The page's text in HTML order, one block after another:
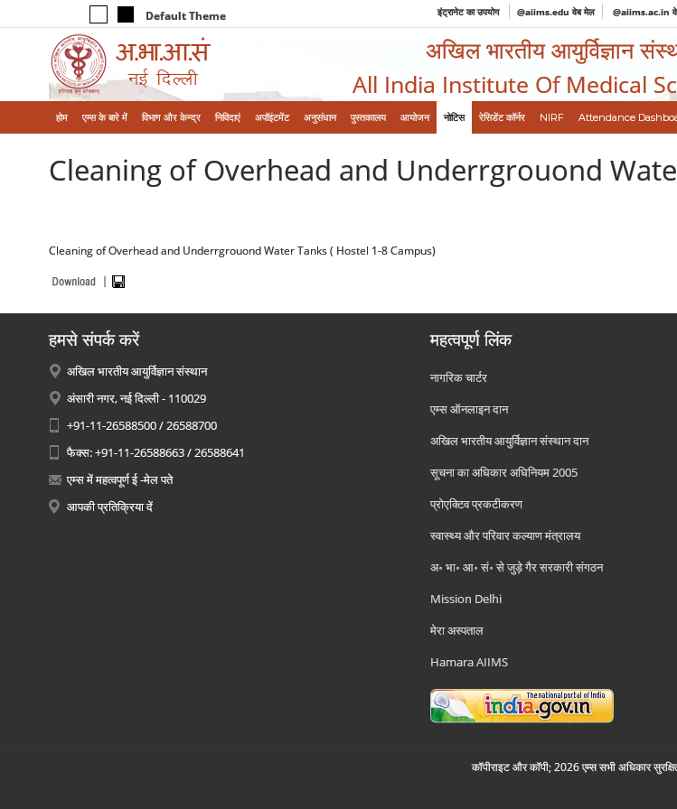
Default Theme इंट्रानेट का उपयोग @aiims.edu वेब मेल @aiims.ac.in
अखिल भारतीय आयुर्विज्ञान
All India Institute Of Medical
होम एम्‍स के बारे में विभाग और केन्‍द्र निविदाएं अपॉइंटमेंट अनुसंधान पुस्तकालय आयोजन नोटिस रेसिडेंट कॉर्नर NIRF Attendance
Cleaning of Overhead and Underrgrouond
Cleaning of Overhead and Underrgrouond Water Tanks ( Hostel 1-8 Campus)
हमसे संपर्क करें
अखिल भारतीय आयुर्विज्ञान संस्थान
अंसारी नगर, नई दिल्ली - 110029
+91-11-26588500 / 26588700
फैक्स: +91-11-26588663 / 26588641
एम्स में महत्वपूर्ण ई -मेल पते
आपकी प्रतिक्रिया दें
महत्वपूर्ण लिंक
नागरिक चार्टर
एम्स ऑनलाइन दान
अखिल भारतीय आयुर्विज्ञान संस्थान दान
सूचना का अधिकार अधिनियम 2005
प्रोएक्टिव प्रकटीकरण
स्वास्थ्य और परिवार कल्याण मंत्रालय
अ॰ भा॰ आ॰ सं॰ से जुड़े गैर सरकारी संगठन
Mission Delhi
मेरा अस्पताल
Hamara AIIMS
कॉपीराइट और कॉपी; 2026 एम्स सभी अधिकार